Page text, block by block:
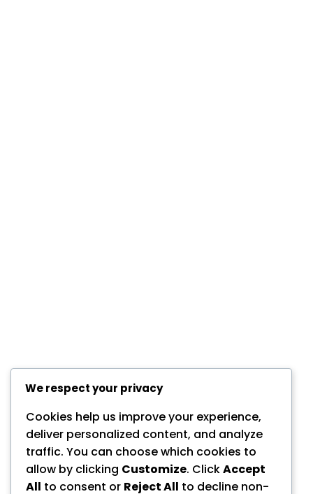
We respect your privacy
Cookies help us improve your experience,
deliver personalized content, and analyze
traffic. You can choose which cookies to
allow by clicking Customize. ClickAccept
All to consent or Reject All to decline non-